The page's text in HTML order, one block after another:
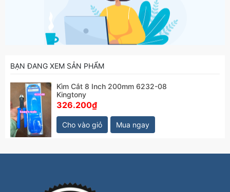
BẠN ĐANG XEM SẢN PHẨM
Kìm Cắt 8 Inch 200mm 6232-08
Kingtony
326.200₫
Cho vào giỏ Mua ngay